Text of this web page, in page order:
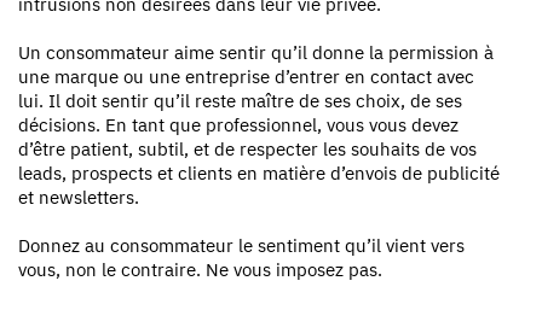
Un consommateur aime sentir qu’il donne la permission à
une marque ou une entreprise d’entrer en contact avec
lui. Il doit sentir qu’il reste maître de ses choix, de ses
décisions. En tant que professionnel, vous vous devez
d’être patient, subtil, et de respecter les souhaits de vos
leads, prospects et clients en matière d’envois de publicité
et newsletters.
Donnez au consommateur le sentiment qu’il vient vers
vous, non le contraire. Ne vous imposez pas.